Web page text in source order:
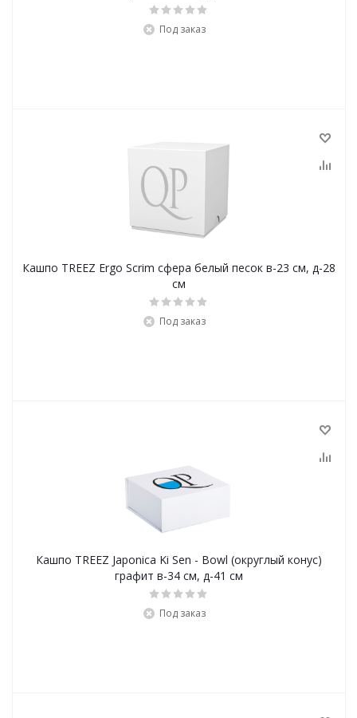
Под заказ
Кашпо TREEZ Ergo Scrim сфера белый песок в-23 см, д-28
см
Под заказ
Кашпо TREEZ Japonica Ki Sen - Bowl (округлый конус)
графит в-34 см, д-41 см
Под заказ